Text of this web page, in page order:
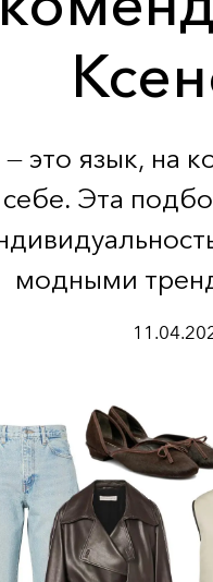
это язык, на
Эта
модными